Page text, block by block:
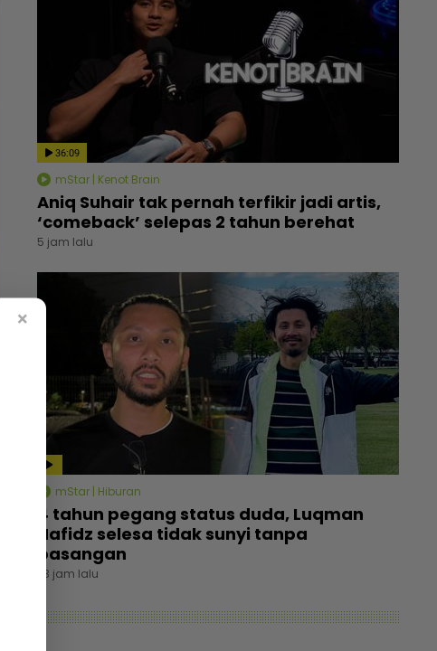
36:09
mStar | Kenot Brain
Aniq Suhair tak pernah terfikir jadi artis,
‘comeback’ selepas 2 tahun berehat
5 jam lalu
mStar | Hiburan
4 tahun pegang status duda, Luqman
Hafidz selesa tidak sunyi tanpa
pasangan
23 jam lalu
×